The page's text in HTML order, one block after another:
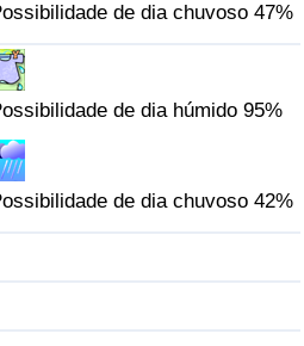
de dia chuvoso 47%
de dia húmido 95%
de dia chuvoso 42%